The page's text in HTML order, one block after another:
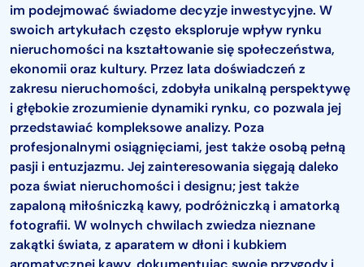
im podejmować świadome decyzje inwestycyjne. W
swoich artykułach często eksploruje wpływ rynku
nieruchomości na kształtowanie się społeczeństwa,
ekonomii oraz kultury. Przez lata doświadczeń z
zakresu nieruchomości, zdobyła unikalną perspektywę
i głębokie zrozumienie dynamiki rynku, co pozwala jej
przedstawiać kompleksowe analizy. Poza
profesjonalnymi osiągnięciami, jest także osobą pełną
pasji i entuzjazmu. Jej zainteresowania sięgają daleko
poza świat nieruchomości i designu; jest także
zapaloną miłośniczką kawy, podróżniczką i amatorką
fotografii. W wolnych chwilach zwiedza nieznane
zakątki świata, z aparatem w dłoni i kubkiem